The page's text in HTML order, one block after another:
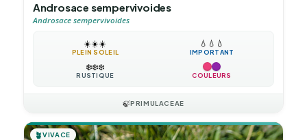
Androsace sempervivoides
Androsace sempervivoides
☀️☀️☀️
PLEIN SOLEIL
💧 💧 💧
IMPORTANT
❄️❄️❄️
RUSTIQUE COULEURS
🍃PRIMULACEAE
🪴VIVACE